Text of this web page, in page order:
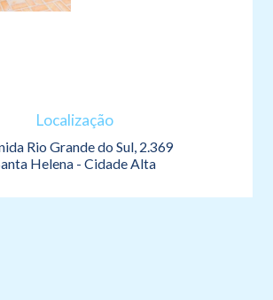
Localização
Rio Grande do Sul, 2.369
Helena - Cidade Alta